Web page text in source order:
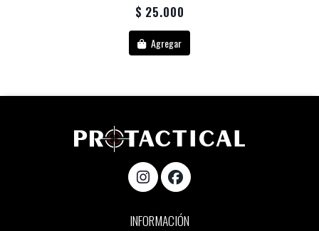
$ 25.000
Agregar
INFORMACIÓN